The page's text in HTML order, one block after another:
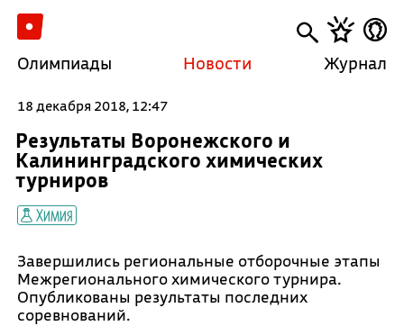
Олимпиады Новости Журнал
18 декабря 2018, 12:47
Результаты Воронежского и
Калининградского химических
турниров
Химия
Завершились региональные отборочные этапы
Межрегионального химического турнира.
Опубликованы результаты последних
соревнований.